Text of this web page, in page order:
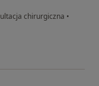
chirurgiczna •